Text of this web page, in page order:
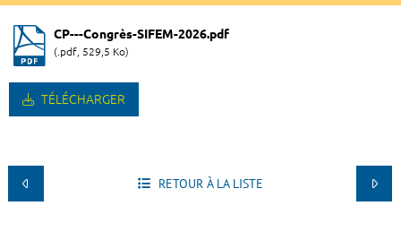
CP---Congrès-SIFEM-2026.pdf
(.pdf, 529,5 Ko)
TÉLÉCHARGER
RETOUR À LA LISTE